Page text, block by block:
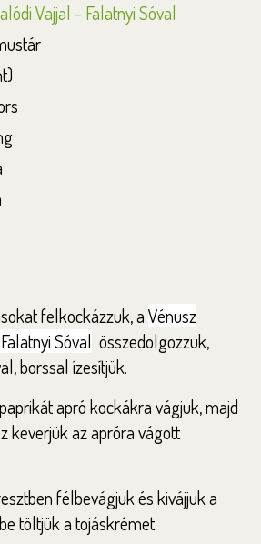
Vajjal - Falatnyi Sóval
felkockázzuk, aVénusz
Sóval összedolgozzuk,
borssal ízesítjük.
apró kockákra vágjuk, majd
keverjük az apróra vágott
félbevágjuk és kivájjuk a
töltjük a tojáskrémet.